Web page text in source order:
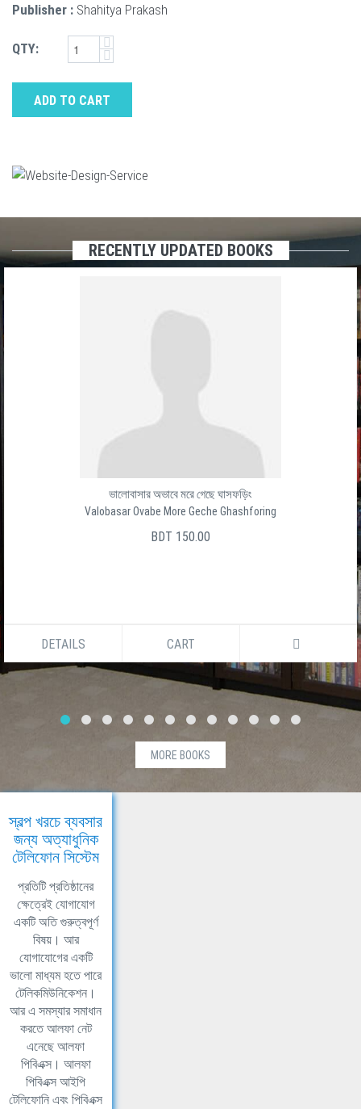
Publisher : Shahitya Prakash
QTY:
ADD TO CART
RECENTLY UPDATED BOOKS
ভালোবাসার অভাবে মরে গেছে ঘাসফড়িং
Valobasar Ovabe More Geche Ghashforing
BDT 150.00
DETAILS CART
MORE BOOKS
স্বল্প খরচে ব্যবসার
জন্য অত্যাধুনিক
টেলিফোন সিস্টেম
প্রতিটি প্রতিষ্ঠানের
ক্ষেত্রেই যোগাযোগ
একটি অতি গুরুত্বপূর্ণ
বিষয়। আর
যোগাযোগের একটি
ভালো মাধ্যম হতে পারে
টেলিকমিউনিকেশন।
আর এ সমস্যার সমাধান
করতে আলফা নেট
এনেছে আলফা
পিবিএক্স। আলফা
পিবিএক্স আইপি
টেলিফোনি এবং পিবিএক্স